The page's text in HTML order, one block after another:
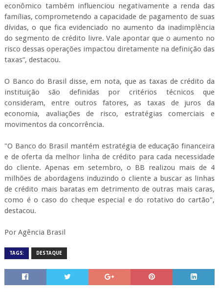
econômico também influenciou negativamente a renda das
famílias, comprometendo a capacidade de pagamento de suas
dívidas, o que fica evidenciado no aumento da inadimplência
do segmento de crédito livre. Vale apontar que o aumento no
risco dessas operações impactou diretamente na definição das
taxas”, destacou.
O Banco do Brasil disse, em nota, que as taxas de crédito da
instituição são definidas por critérios técnicos que
consideram, entre outros fatores, as taxas de juros da
economia, avaliações de risco, estratégias comerciais e
movimentos da concorrência.
"O Banco do Brasil mantém estratégia de educação financeira
e de oferta da melhor linha de crédito para cada necessidade
do cliente. Apenas em setembro, o BB realizou mais de 4
milhões de abordagens induzindo o cliente a buscar as linhas
de crédito mais baratas em detrimento de outras mais caras,
como é o caso do cheque especial e do rotativo do cartão",
destacou.
Por Agência Brasil
TAGS: DESTAQUE